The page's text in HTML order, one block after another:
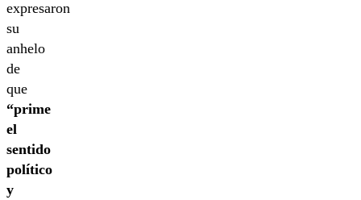
expresaron
su
anhelo
de
que
“prime
el
sentido
político
y